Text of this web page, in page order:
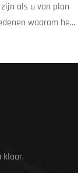
als u van plan
waarom het
we uit
klaar.